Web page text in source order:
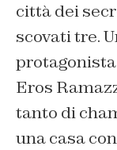
città dei
scovati tre.
Eros
tanto di
una casa